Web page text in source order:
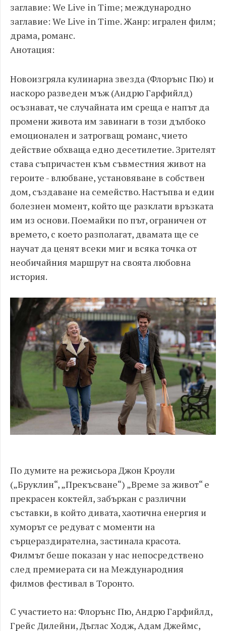
заглавие: We Live in Time; международно
заглавие: We Live in Time. Жанр: игрален филм;
драма, романс.
Анотация:
Новоизгряла кулинарна звезда (Флорънс Пю) и
наскоро разведен мъж (Андрю Гарфийлд)
осъзнават, че случайната им среща е напът да
промени живота им завинаги в този дълбоко
емоционален и затрогващ романс, чието
действие обхваща едно десетилетие. Зрителят
става съпричастен към съвместния живот на
героите - влюбване, установяване в собствен
дом, създаване на семейство. Настъпва и един
болезнен момент, който ще разклати връзката
им из основи. Поемайки по път, ограничен от
времето, с което разполагат, двамата ще се
научат да ценят всеки миг и всяка точка от
необичайния маршрут на своята любовна
история.
По думите на режисьора Джон Кроули
(„Бруклин“, „Прекъсване“) „Време за живот“ е
прекрасен коктейл, забъркан с различни
съставки, в който дивата, хаотична енергия и
хуморът се редуват с моменти на
сърцераздирателна, застинала красота.
Филмът беше показан у нас непосредствено
след премиерата си на Международния
филмов фестивал в Торонто.
С участието на: Флорънс Пю, Андрю Гарфийлд,
Грейс Дилейни, Дъглас Ходж, Адам Джеймс,